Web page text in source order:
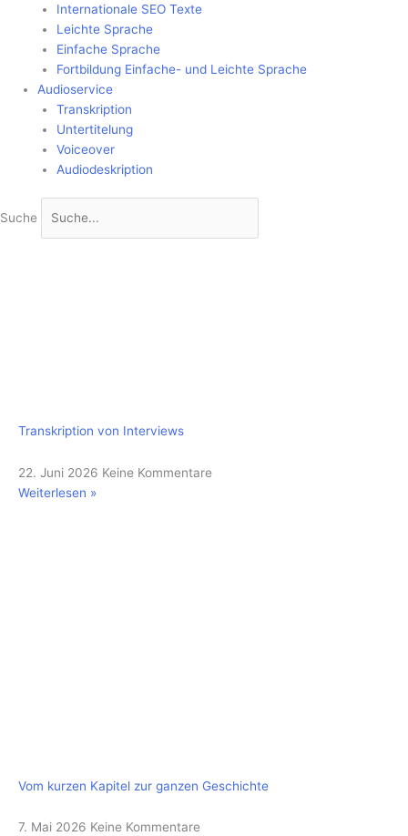
Internationale SEO Texte
Leichte Sprache
Einfache Sprache
Fortbildung Einfache- und Leichte Sprache
Audioservice
Transkription
Untertitelung
Voiceover
Audiodeskription
Suche
Transkription von Interviews
22. Juni 2026 Keine Kommentare
Weiterlesen »
Vom kurzen Kapitel zur ganzen Geschichte
7. Mai 2026 Keine Kommentare